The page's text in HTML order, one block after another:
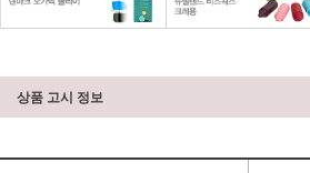
상품 고시 정보